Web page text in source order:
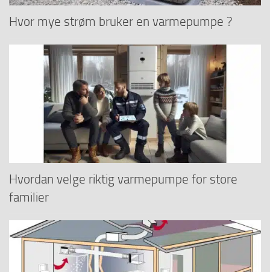
Hvor mye strøm bruker en varmepumpe ?
Hvordan velge riktig varmepumpe for store
familier